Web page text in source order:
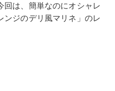
回は、簡単なのにオシャレ
ンジのデリ風マリネ」のレ